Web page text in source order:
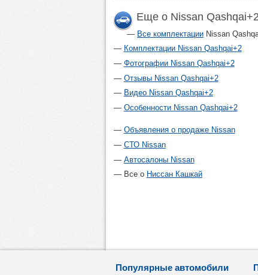
Еще о Nissan Qashqai+2
Все комплектации Nissan
Комплектации Nissan Qashqai+2
Фотографии Nissan Qashqai+2
Отзывы Nissan Qashqai+2
Видео Nissan Qashqai+2
Особенности Nissan Qashqai+2
Объявления о продаже Nissan
СТО Nissan
Автосалоны Nissan
Все о Ниссан Кашкай
Популярные автомобили